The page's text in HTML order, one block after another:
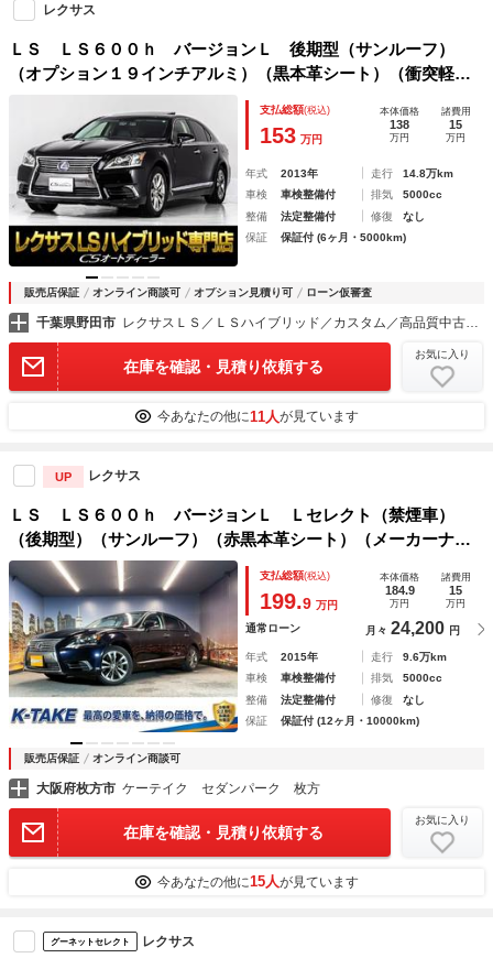
レクサス
ＬＳ ＬＳ６００ｈ バージョンＬ 後期型（サンルーフ）
（オプション１９インチアルミ）（黒本革シート）（衝突軽減
ブレーキ）（レーンキープアシスト）（ドライバーズモニタ
ー）前後プリクラッシュ ＢＳＭ レーダークルーズ ＬＥＤ
ヘッドライト
支払総額(税込)
153 万円
本体価格
138
万円
諸費用
15
万円
年式 2013年 走行
14.8万km
車検
車検整備付 排気
5000cc
整備
法定整備付 修復
なし
保証
保証付 (6ヶ月・5000km)
販売店保証 オンライン商談可 オプション見積り可 ローン仮審査
千葉県野田市 レクサスＬＳ／ＬＳハイブリッド／カスタム／高品質中古車専門店 ＣＳオートディーラー千葉柏インター店
在庫を確認・見積り依頼する
お気に入り
今あなたの他に11人が見ています
UP レクサス
ＬＳ ＬＳ６００ｈ バージョンＬ Ｌセレクト（禁煙車）
（後期型）（サンルーフ）（赤黒本革シート）（メーカーナ
ビ）（マークレビンソンサウンド）（シートヒーター＆クーラ
ー）（パワーバックドア）（ＢＳＭ）（ＰＣＳ）（純正１８イ
ンチＡＷ）
支払総額(税込)
199.9 万円
本体価格
184.9
万円
諸費用
15
万円
通常ローン 月々 24,200 円
年式 2015年 走行
9.6万km
車検
車検整備付 排気
5000cc
整備
法定整備付 修復
なし
保証
保証付 (12ヶ月・10000km)
販売店保証 オンライン商談可
大阪府枚方市 ケーテイク セダンパーク 枚方
在庫を確認・見積り依頼する
お気に入り
今あなたの他に15人が見ています
グーネットセレクト レクサス